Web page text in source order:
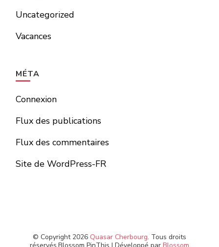
Uncategorized
Vacances
MÉTA
Connexion
Flux des publications
Flux des commentaires
Site de WordPress-FR
© Copyright 2026 Quasar Cherbourg. Tous droits